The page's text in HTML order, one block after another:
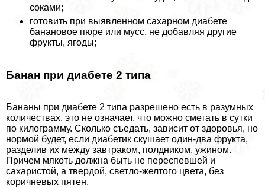
соками;
готовить при выявленном сахарном диабете
банановое пюре или мусс, не добавляя другие
фрукты, ягоды;
Банан при диабете 2 типа
Бананы при диабете 2 типа разрешено есть в разумных
количествах, это не означает, что можно сметать в сутки
по килограмму. Сколько съедать, зависит от здоровья, но
нормой будет, если диабетик скушает один-два фрукта,
разделив их между завтpaком, полдником, ужином.
Причем мякоть должна быть не переспевшей и
сахаристой, а твердой, светло-желтого цвета, без
коричневых пятен.